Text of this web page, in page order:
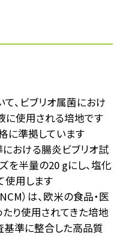
、ビブリオ属菌におけ
使用される培地です
に準拠しています
おける腸炎ビブリオ試
を半量の20 gにし、塩化
使用します
）は、欧米の食品・医
り使用されてきた培地
基準に整合した高品質